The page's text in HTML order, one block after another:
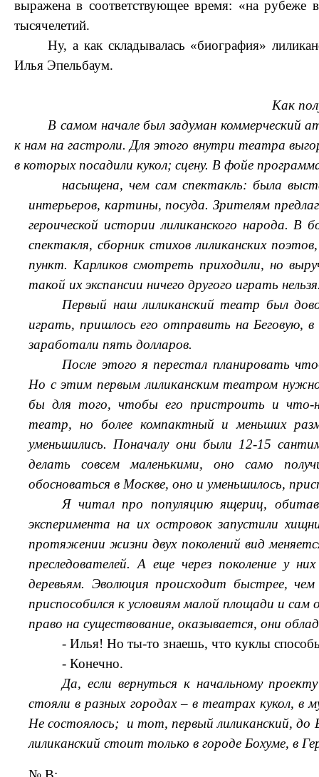
выражена в соответствующее время: «на
тысячелетий.
Ну, а как складывалась «биография»
Илья Эпельбаум.
Как
В самом начале был задуман коммерческий
к нам на гастроли. Для этого внутри театра
в которых посадили кукол; сцену. В фойе
насыщена, чем сам спектакль: была
интерьеров, картины, посуда. Зрителям
героической истории лиликанского народа.
спектакля, сборник стихов лиликанских
пункт. Карликов смотреть приходили, но
такой их экспансии ничего другого играть
Первый наш лиликанский театр был
играть, пришлось его отправить на
заработали пять долларов.
После этого я перестал планировать
Но с этим первым лиликанским театром
бы для того, чтобы его пристроить и что-
театр, но более компактный и меньших
уменьшились. Поначалу они были 12-15
делать совсем маленькими, оно само
обосноваться в Москве, оно и уменьшилось,
Я читал про популяцию ящериц,
эксперимента на их островок запустили
протяжении жизни двух поколений вид
преследователей. А еще через поколение у
деревьям. Эволюция происходит быстрее,
приспособился к условиям малой площади и сам
право на существование, оказывается, они
- Илья! Но ты-то знаешь, что куклы
- Конечно.
Да, если вернуться к начальному
стояли в разных городах – в театрах кукол, в
Не состоялось; и тот, первый лиликанский, до
лиликанский стоит только в городе Бохуме, в